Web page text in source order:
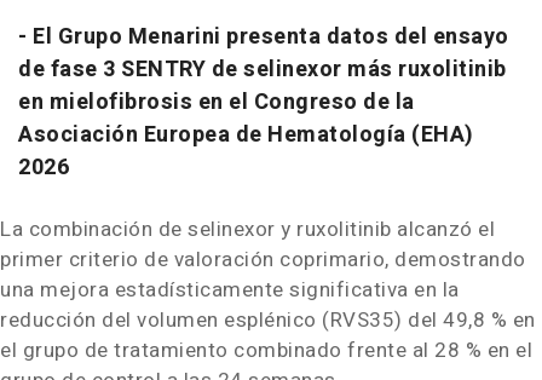
- El Grupo Menarini presenta datos del ensayo
de fase 3 SENTRY de selinexor más ruxolitinib
en mielofibrosis en el Congreso de la
Asociación Europea de Hematología (EHA)
2026
La combinación de selinexor y ruxolitinib alcanzó el
primer criterio de valoración coprimario, demostrando
una mejora estadísticamente significativa en la
reducción del volumen esplénico (RVS35) del 49,8 % en
el grupo de tratamiento combinado frente al 28 % en el